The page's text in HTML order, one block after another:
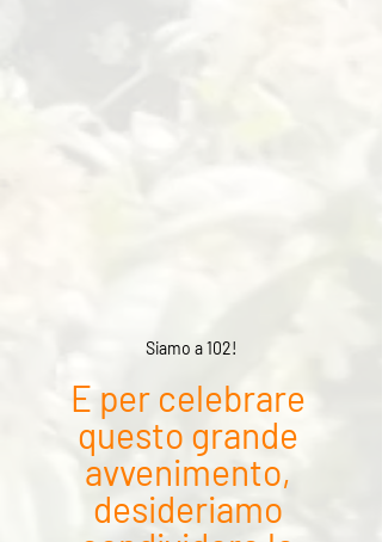
Siamo a 102!
E per celebrare
questo grande
avvenimento,
desideriamo